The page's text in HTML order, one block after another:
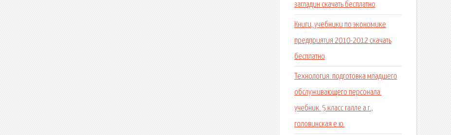
загладин скачать бесплатно
Книги, учебники по экономике
предприятия 2010-2012 скачать
бесплатно
Технология. подготовка младшего
обслуживающего персонала.
учебник. 5 класс галле а.г.,
головинская е.ю.